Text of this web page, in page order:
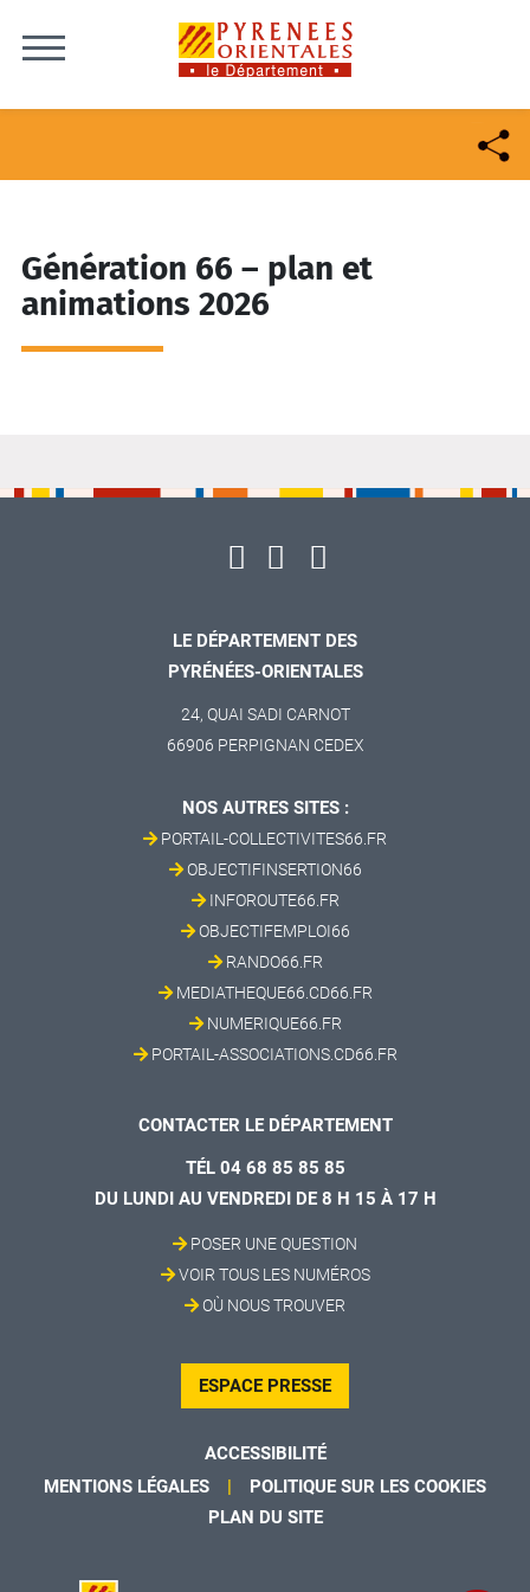
Génération 66 – plan et
animations 2026
LE DÉPARTEMENT DES
PYRÉNÉES-ORIENTALES
24, QUAI SADI CARNOT
66906 PERPIGNAN CEDEX
NOS AUTRES SITES :
PORTAIL-COLLECTIVITES66.FR
OBJECTIFINSERTION66
INFOROUTE66.FR
OBJECTIFEMPLOI66
RANDO66.FR
MEDIATHEQUE66.CD66.FR
NUMERIQUE66.FR
PORTAIL-ASSOCIATIONS.CD66.FR
CONTACTER LE DÉPARTEMENT
TÉL 04 68 85 85 85
DU LUNDI AU VENDREDI DE 8 H 15 À 17 H
POSER UNE QUESTION
VOIR TOUS LES NUMÉROS
OÙ NOUS TROUVER
ESPACE PRESSE
ACCESSIBILITÉ
MENTIONS LÉGALES
POLITIQUE SUR LES COOKIES
PLAN DU SITE